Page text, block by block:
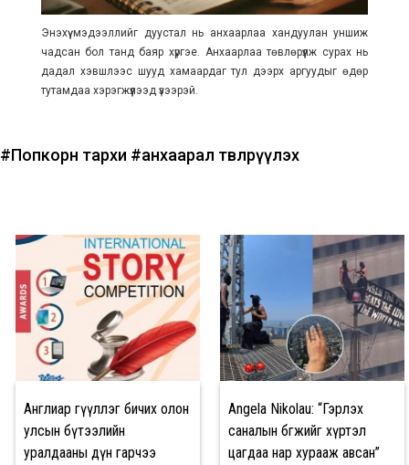
Энэхүү мэдээллийг дуустал нь анхаарлаа хандуулан уншиж
чадсан бол танд баяр хүргэе. Анхаарлаа төвлөрүүлж сурах нь
дадал хэвшлээс шууд хамаардаг тул дээрх аргуудыг өдөр
тутамдаа хэрэгжүүлээд үзээрэй.
#Попкорн тархи #анхаарал төвлөрүүлэх
Англиар өгүүллэг бичих олон
улсын бүтээлийн
уралдааны дүн гарчээ
Angela Nikolau: “Гэрлэх
саналын бөгжийг хүртэл
цагдаа нар хурааж авсан”